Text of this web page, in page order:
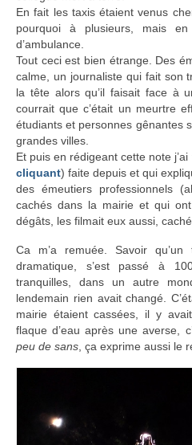
En fait les taxis étaient venus
pourquoi à plusieurs, mais
d’ambulance.
Tout ceci est bien étrange. Des
calme, un journaliste qui fait son
la tête alors qu’il faisait face à
courrait que c’était un meurtre
étudiants et personnes gênantes
grandes villes.
Et puis en rédigeant cette note
cliquant) faite depuis et qui
des émeutiers professionnels
cachés dans la mairie et qui
dégâts, les filmait eux aussi,
Ca m’a remuée. Savoir
dramatique, s’est passé à
tranquilles, dans un autre
lendemain rien avait changé.
mairie étaient cassées, il y
flaque d’eau après une averse,
peu de sans , ça exprime aussi le